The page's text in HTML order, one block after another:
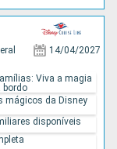
14/04/2027
Viva a magia
bordo
mágicos da Disney
disponíveis